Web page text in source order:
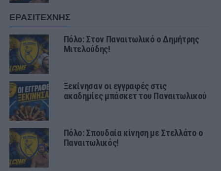
ΕΡΑΣΙΤΕΧΝΗΣ
Πόλο: Στον Παναιτωλικό ο Δημήτρης
Μιτελούδης!
Ξεκίνησαν οι εγγραφές στις
ακαδημίες μπάσκετ του Παναιτωλικού
Πόλο: Σπουδαία κίνηση με Στελλάτο ο
Παναιτωλικός!